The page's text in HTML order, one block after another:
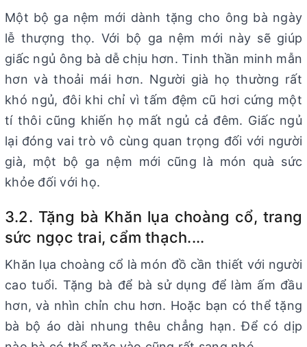
Một bộ ga nệm mới dành tặng cho ông bà ngày
lễ thượng thọ. Với bộ ga nệm mới này sẽ giúp
giấc ngủ ông bà dễ chịu hơn. Tinh thần minh mẫn
hơn và thoải mái hơn. Người già họ thường rất
khó ngủ, đôi khi chỉ vì tấm đệm cũ hơi cứng một
tí thôi cũng khiến họ mất ngủ cả đêm. Giấc ngủ
lại đóng vai trò vô cùng quan trọng đối với người
già, một bộ ga nệm mới cũng là món quà sức
khỏe đối với họ.
3.2. Tặng bà Khăn lụa choàng cổ, trang
sức ngọc trai, cẩm thạch....
Khăn lụa choàng cổ là món đồ cần thiết với người
cao tuổi. Tặng bà để bà sử dụng để làm ấm đầu
hơn, và nhìn chỉn chu hơn. Hoặc bạn có thể tặng
bà bộ áo dài nhung thêu chẳng hạn. Để có dịp